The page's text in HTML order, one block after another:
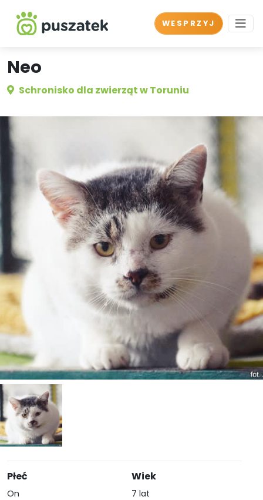
WESPRZYJ
Neo
Schronisko dla zwierząt w Toruniu
Płeć
On
Wiek
7 lat